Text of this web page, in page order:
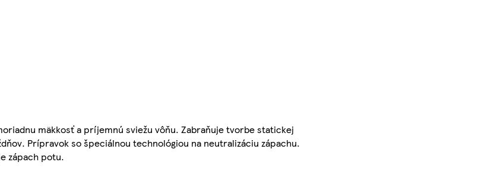
mäkkosť a príjemnú sviežu vôňu. Zabraňuje tvorbe statickej
Prípravok so špeciálnou technológiou na neutralizáciu zápachu.
zápach potu.